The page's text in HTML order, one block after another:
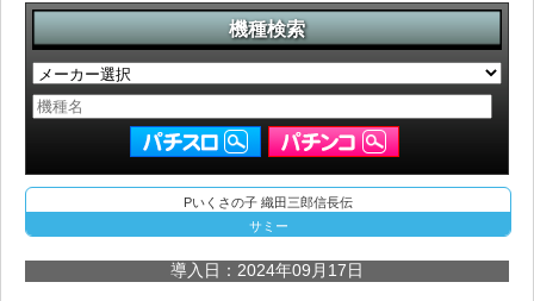
機種検索
Pいくさの子 織田三郎信長伝
サミー
導入日：2024年09月17日